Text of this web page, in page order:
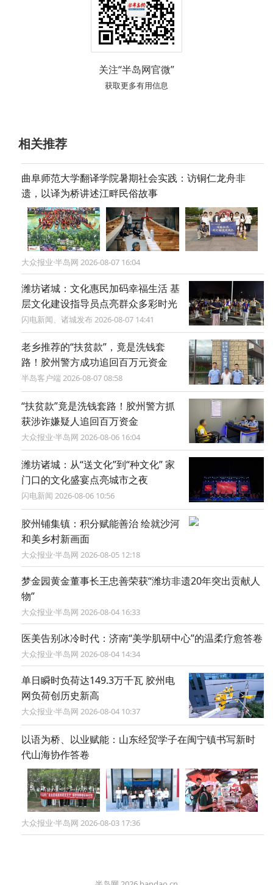
关注“半岛网官微”
获取更多有用信息
相关推荐
曲阜师范大学翻译学院暑期社会实践：访铜仁龙舟非
遗，以译为桥讲述江畔民俗故事
大众报业·半岛网 2026-08-07 16:04
潍坊诸城：文化惠民加码幸福生活 基
层文化建设指导员点亮群众多彩时光
闪电新闻、诸城发布 2026-08-07 14:41
老乡推荐的“扶贫款”，竟是洗钱套
路！胶州警方成功追回百万元资金
半岛客户端 2026-08-07 08:58
​“扶贫款”竟是洗钱套路！胶州警方抓
获涉诈嫌疑人追回百万资金
大众报业·半岛网 2026-08-06 16:04
潍坊诸城：从“送文化”到“种文化” 家
门口的文化盛宴点亮城市之夜
闪电新闻 2026-08-06 10:56
胶州铺集镇：积分赋能善治 绘就沙河
和美乡村新画面
大众报业·半岛网 2026-08-05 12:18
梦金园黄金董事长王忠善荣获“潍坊非遗20年突出贡献人
物”
大众报业·半岛网 2026-08-04 16:33
医美告别冰冷时代：济南“美学肌研中心”的温柔疗愈答卷
大众报业·半岛网 2026-08-04 14:34
单日瞬时负荷达149.3万千瓦 胶州电
网负荷创历史新高
大众报业·半岛网 2026-08-04 10:37
以语为桥、以业赋能：山东经贸学子在闽宁镇书写新时
代山海协作答卷
大众报业·半岛网 2026-08-03 17:36